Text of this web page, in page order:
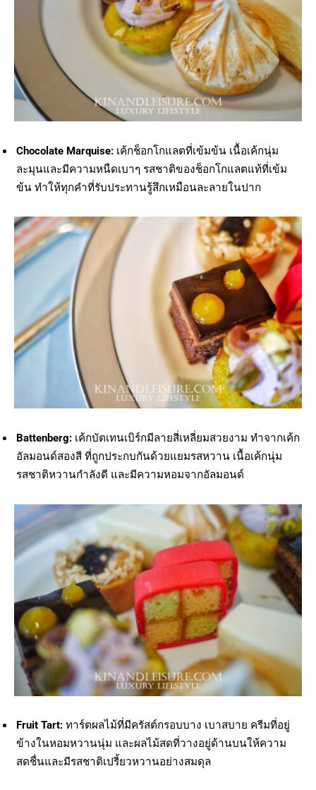
Chocolate Marquise: เค้กช็อกโกแลตที่เข้มข้น เนื้อเค้กนุ่ม
ละมุนและมีความหนืดเบาๆ รสชาติของช็อกโกแลตแท้ที่เข้ม
ข้น ทำให้ทุกคำที่รับประทานรู้สึกเหมือนละลายในปาก
Battenberg: เค้กบัตเทนเบิร์กมีลายสี่เหลี่ยมสวยงาม ทำจากเค้ก
อัลมอนด์สองสี ที่ถูกประกบกันด้วยแยมรสหวาน เนื้อเค้กนุ่ม
รสชาติหวานกำลังดี และมีความหอมจากอัลมอนด์
Fruit Tart: ทาร์ตผลไม้ที่มีครัสต์กรอบบาง เบาสบาย ครีมที่อยู่
ข้างในหอมหวานนุ่ม และผลไม้สดที่วางอยู่ด้านบนให้ความ
สดชื่นและมีรสชาติเปรี้ยวหวานอย่างสมดุล